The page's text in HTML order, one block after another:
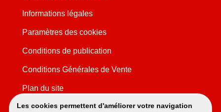
Les cookies permettent d'améliorer votre navigation
Informations légales
Paramètres des cookies
Conditions de publication
Conditions Générales de Vente
Plan du site